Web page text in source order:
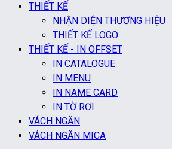
THIẾT KẾ
NHẬN DIỆN THƯƠNG HIỆU
THIẾT KẾ LOGO
THIẾT KẾ - IN OFFSET
IN CATALOGUE
IN MENU
IN NAME CARD
IN TỜ RƠI
VÁCH NGĂN
VÁCH NGĂN MICA